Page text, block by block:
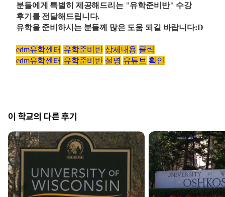
분들에게 특별히 제공해드리는 "유학준비반" 수강
후기를 전달해드립니다.
유학을 준비하시는 분들께 많은 도움 되길 바랍니다:D
edm유학센터 유학준비반 상세내용 클릭
edm유학센터 유학준비반 설명 유튜브 확인
이 학교의 다른 후기